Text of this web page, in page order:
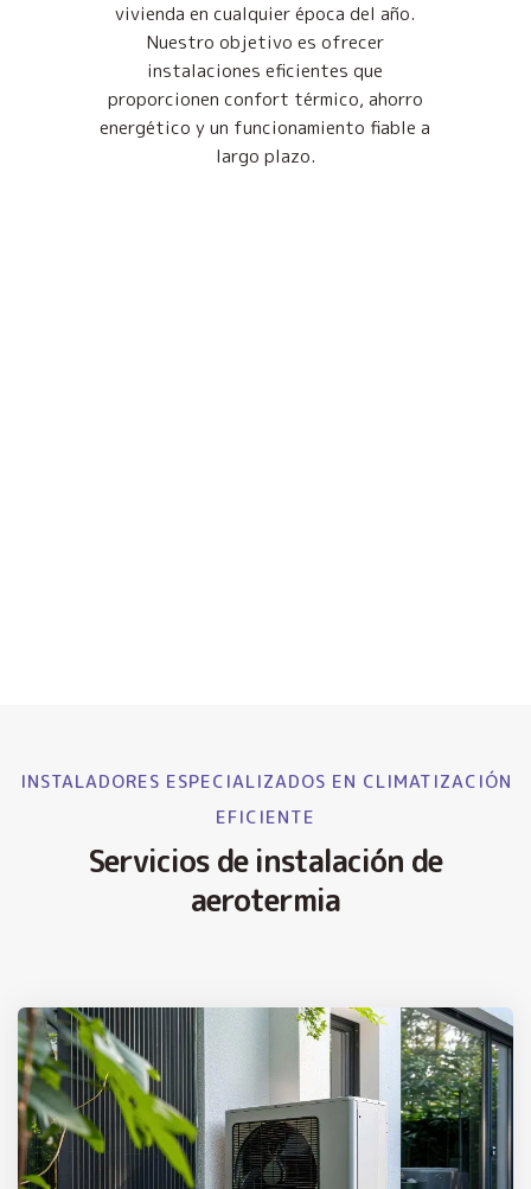
vivienda en cualquier época del año.
Nuestro objetivo es ofrecer
instalaciones eficientes que
proporcionen confort térmico, ahorro
energético y un funcionamiento fiable a
largo plazo.
INSTALADORES ESPECIALIZADOS EN CLIMATIZACIÓN
EFICIENTE
Servicios de instalación de
aerotermia